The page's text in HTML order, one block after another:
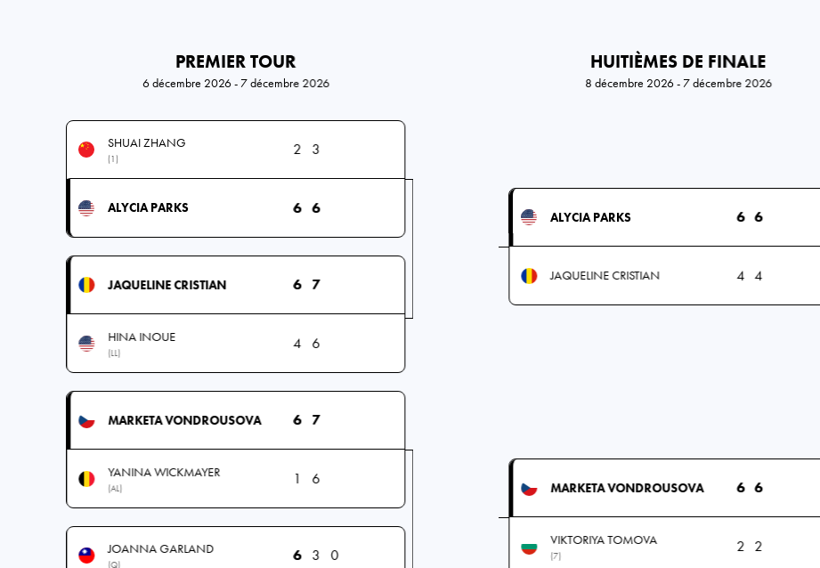
PREMIER TOUR
6 décembre 2026 - 7 décembre 2026
SHUAI ZHANG
(1)
2 3
ALYCIA PARKS 6 6
JAQUELINE CRISTIAN 6 7
HINA INOUE
(LL)
4 6
MARKETA VONDROUSOVA 6 7
YANINA WICKMAYER
(AL)
1 6
JOANNA GARLAND
(Q)
6 3 0
HUITIÈMES DE FINALE
8 décembre 2026 - 7 décembre 2026
ALYCIA PARKS 6 6
JAQUELINE CRISTIAN 4 4
MARKETA VONDROUSOVA 6 6
VIKTORIYA TOMOVA
(7)
2 2